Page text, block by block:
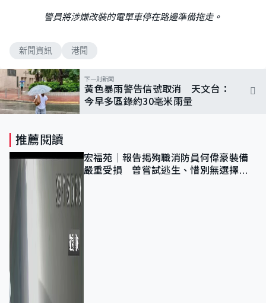
警員將涉嫌改裝的電單車停在路邊準備拖走。
新聞資訊 港聞
下一則新聞
黃色暴雨警告信號取消 天文台：
今早多區錄約30毫米雨量
推薦閱讀
宏福苑｜報告揭殉職消防員何偉豪裝備
嚴重受損 曾嘗試逃生、惜別無選擇下